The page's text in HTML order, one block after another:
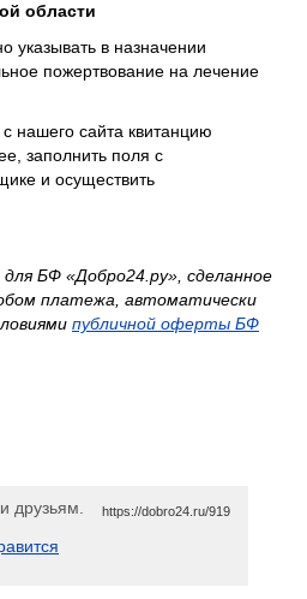
области
указывать в назначении
пожертвование на лечение
нашего сайта квитанцию
заполнить поля с
и осуществить
БФ «Добро24.ру», сделанное
платежа, автоматически
публичной оферты БФ
друзьям. https://dobro24.ru/919